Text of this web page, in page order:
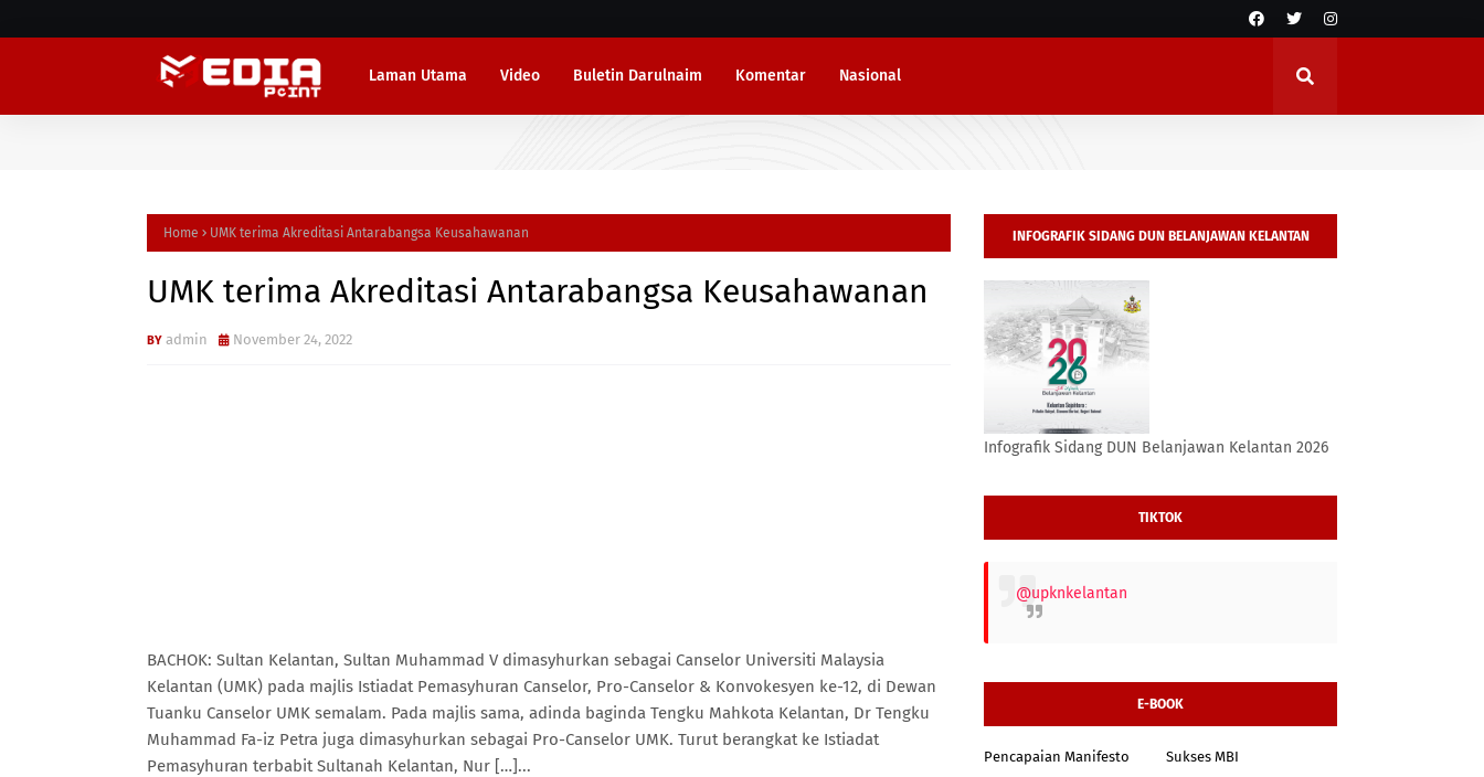
Laman Utama Video Buletin Darulnaim Komentar Nasional
Home UMK terima Akreditasi Antarabangsa Keusahawanan
UMK terima Akreditasi Antarabangsa Keusahawanan
admin November 24, 2022
BACHOK: Sultan Kelantan, Sultan Muhammad V dimasyhurkan sebagai Canselor Universiti Malaysia
Kelantan (UMK) pada majlis Istiadat Pemasyhuran Canselor, Pro-Canselor & Konvokesyen ke-12, di Dewan
Tuanku Canselor UMK semalam. Pada majlis sama, adinda baginda Tengku Mahkota Kelantan, Dr Tengku
Muhammad Fa-iz Petra juga dimasyhurkan sebagai Pro-Canselor UMK. Turut berangkat ke Istiadat
Pemasyhuran terbabit Sultanah Kelantan, Nur […]...
INFOGRAFIK SIDANG DUN BELANJAWAN KELANTAN
2026
Infografik Sidang DUN Belanjawan Kelantan 2026
TIKTOK
@upknkelantan
E-BOOK
Pencapaian Manifesto Sukses MBI